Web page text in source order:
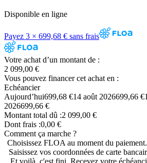
Disponible en ligne
Payez 3 × 699,68 € sans frais
Votre achat d’un montant de :
2 099,00 €
Vous pouvez financer cet achat en :
Echéancier
Aujourd’hui699,68 €14 août 2026699,66 €
2026699,66 €
Montant total dû :2 099,00 €
Dont frais :0,00 €
Comment ça marche ?
Choisissez FLOA au moment du paiement.
Saisissez vos coordonnées de carte
Et voilà, c'est fini. Recevez votre